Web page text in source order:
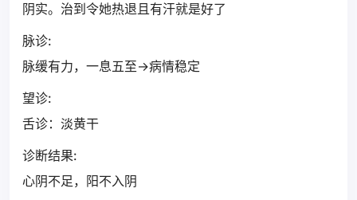
阴实。治到令她热退且有汗就是好了
脉诊:
脉缓有力，一息五至->病情稳定
望诊:
舌诊：淡黄干
诊断结果:
心阴不足，阳不入阴